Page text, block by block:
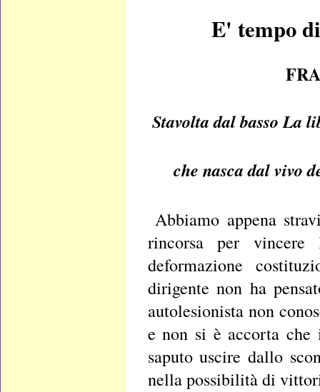
E' tempo
Stavolta dal basso La
che nasca dal vivo
Abbiamo appena
rincorsa per
deformazione
dirigente non ha
autolesionista non
e non si è accorta che
saputo uscire dallo
nella possibilità di